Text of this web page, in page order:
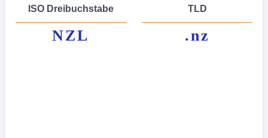
ISO Dreibuchstabe
NZL
TLD
.nz